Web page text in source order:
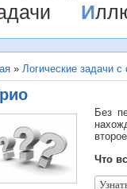
» Логические задачи с
Без
Что